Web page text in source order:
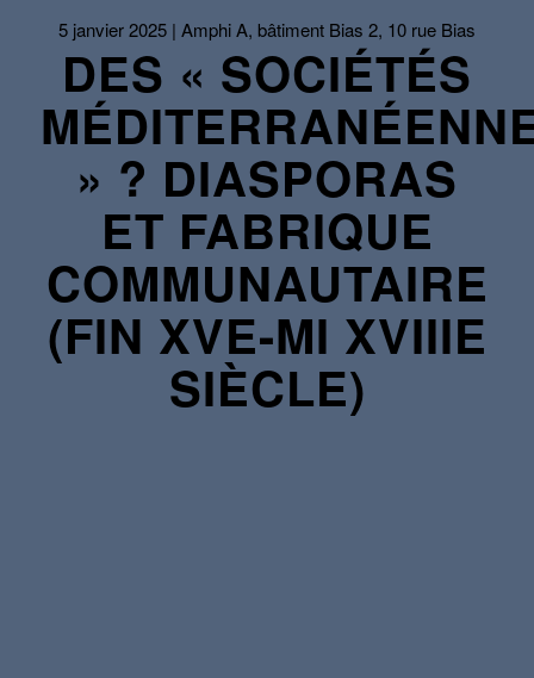
5 janvier 2025 | Amphi A, bâtiment Bias 2, 10 rue Bias
DES « SOCIÉTÉS
» ? DIASPORAS
ET FABRIQUE
COMMUNAUTAIRE
(FIN XVE-MI XVIIIE
SIÈCLE)